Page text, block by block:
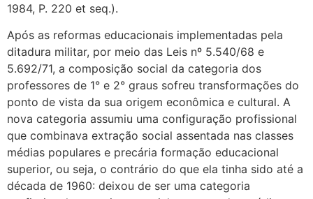
1984, P. 220 et seq.).
Após as reformas educacionais implementadas pela
ditadura militar, por meio das Leis nº 5.540/68 e
5.692/71, a composição social da categoria dos
professores de 1° e 2° graus sofreu transformações do
ponto de vista da sua origem econômica e cultural. A
nova categoria assumiu uma configuração profissional
que combinava extração social assentada nas classes
médias populares e precária formação educacional
superior, ou seja, o contrário do que ela tinha sido até a
década de 1960: deixou de ser uma categoria